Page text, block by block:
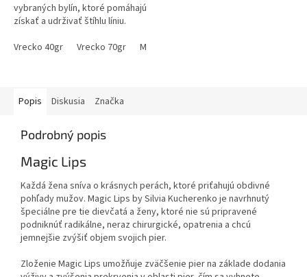
vybraných bylín, ktoré pomáhajú
získať a udrživať štíhlu líniu.
Vrecko 40gr
Vrecko 70gr Megapack 2x70gr + 1x40gr
Popis Diskusia Značka
Podrobný popis
Magic Lips
Každá žena sníva o krásnych perách, ktoré priťahujú obdivné
pohľady mužov. Magic Lips by Silvia Kucherenko je navrhnutý
špeciálne pre tie dievčatá a ženy, ktoré nie sú pripravené
podniknúť radikálne, neraz chirurgické, opatrenia a chcú
jemnejšie zvýšiť objem svojich pier.
Zloženie Magic Lips umožňuje zväčšenie pier na základe dodania